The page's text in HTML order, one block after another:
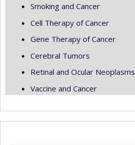
Smoking and Cancer
Cell Therapy of Cancer
Gene Therapy of Cancer
Cerebral Tumors
Retinal and Ocular Neoplasms
Vaccine and Cancer